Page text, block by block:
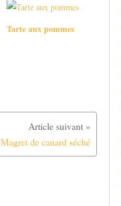
Tarte aux pommes
Magret de canard séché